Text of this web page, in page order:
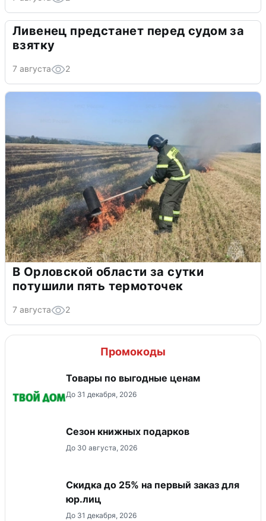
Ливенец предстанет перед судом за
взятку
7 августа 2
В Орловской области за сутки
потушили пять термоточек
7 августа 2
Промокоды
Товары по выгодные ценам
До 31 декабря, 2026
Сезон книжных подарков
До 30 августа, 2026
Скидка до 25% на первый заказ для
юр.лиц
До 31 декабря, 2026